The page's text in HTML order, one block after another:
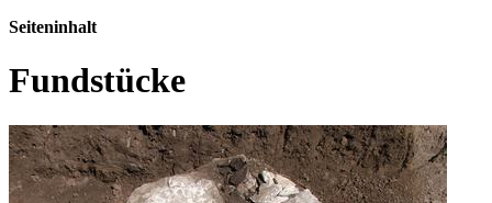
Seiteninhalt
Fundstücke